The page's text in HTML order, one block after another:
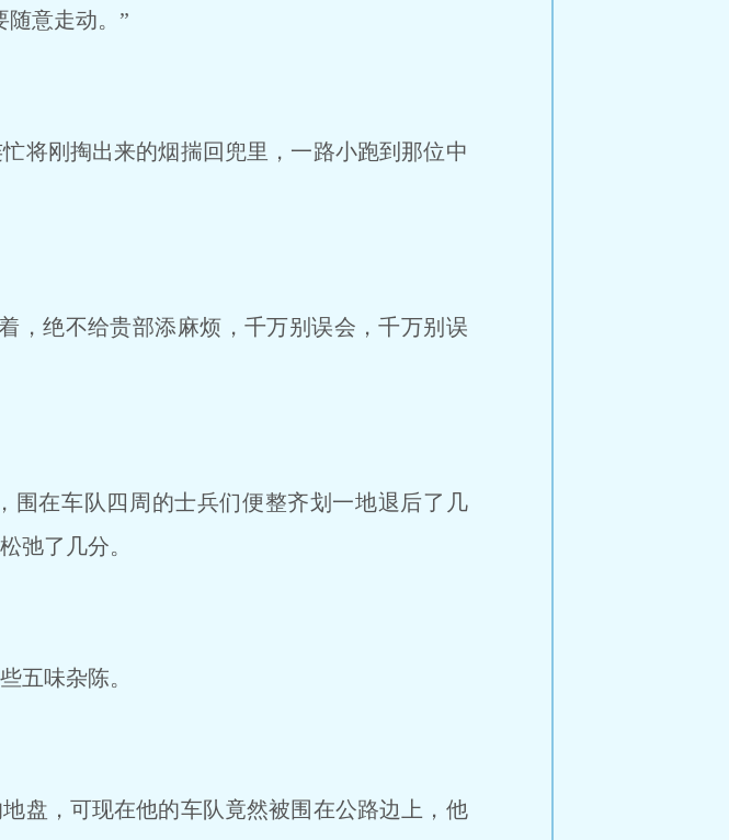
意走动。”
将刚掏出来的烟揣回兜里，一路小跑到那位中
，绝不给贵部添麻烦，千万别误会，千万别误
在车队四周的士兵们便整齐划一地退后了几
弛了几分。
五味杂陈。
盘，可现在他的车队竟然被围在公路边上，他